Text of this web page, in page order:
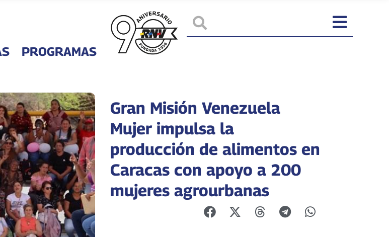
PROGRAMAS
Gran Misión Venezuela
Mujer impulsa la
producción de alimentos en
Caracas con apoyo a 200
mujeres agrourbanas